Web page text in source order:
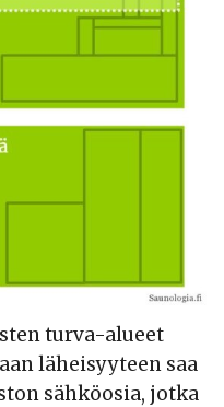
turva-alueet
läheisyyteen saa
sähköosia, jotka